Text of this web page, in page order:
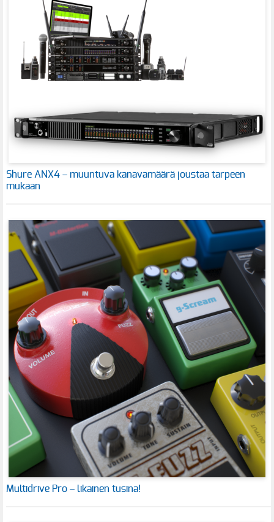
Shure ANX4 – muuntuva kanavamäärä joustaa tarpeen
mukaan
Multidrive Pro – likainen tusina!